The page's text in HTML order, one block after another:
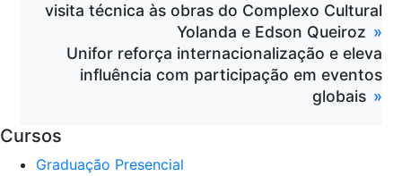
visita técnica às obras do Complexo Cultural
Yolanda e Edson Queiroz
Unifor reforça internacionalização e eleva
influência com participação em eventos
globais
Cursos
Graduação Presencial